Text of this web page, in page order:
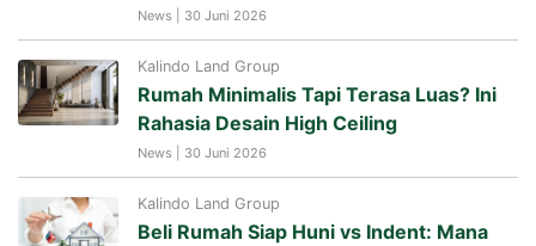
News | 30 Juni 2026
Kalindo Land Group
Rumah Minimalis Tapi Terasa Luas? Ini
Rahasia Desain High Ceiling
News | 30 Juni 2026
Kalindo Land Group
Beli Rumah Siap Huni vs Indent: Mana